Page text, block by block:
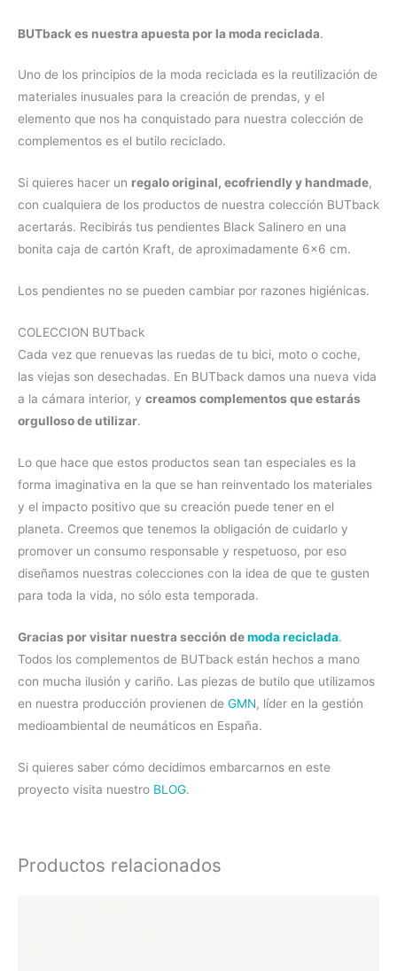
BUTback es nuestra apuesta por la moda reciclada.
Uno de los principios de la moda reciclada es la reutilización de
materiales inusuales para la creación de prendas, y el
elemento que nos ha conquistado para nuestra colección de
complementos es el butilo reciclado.
Si quieres hacer un regalo original, ecofriendly y handmade,
con cualquiera de los productos de nuestra colección BUTback
acertarás. Recibirás tus pendientes Black Salinero en una
bonita caja de cartón Kraft, de aproximadamente 6×6 cm.
Los pendientes no se pueden cambiar por razones higiénicas.
COLECCION BUTback
Cada vez que renuevas las ruedas de tu bici, moto o coche,
las viejas son desechadas. En BUTback damos una nueva vida
a la cámara interior, y creamos complementos que estarás
orgulloso de utilizar.
Lo que hace que estos productos sean tan especiales es la
forma imaginativa en la que se han reinventado los materiales
y el impacto positivo que su creación puede tener en el
planeta. Creemos que tenemos la obligación de cuidarlo y
promover un consumo responsable y respetuoso, por eso
diseñamos nuestras colecciones con la idea de que te gusten
para toda la vida, no sólo esta temporada.
Gracias por visitar nuestra sección demoda reciclada.
Todos los complementos de BUTback están hechos a mano
con mucha ilusión y cariño. Las piezas de butilo que utilizamos
en nuestra producción provienen de GMN, líder en la gestión
medioambiental de neumáticos en España.
Si quieres saber cómo decidimos embarcarnos en este
proyecto visita nuestro BLOG.
Productos relacionados